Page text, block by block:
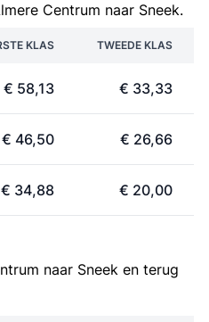
Centrum naar Sneek.
KLAS TWEEDE KLAS
€ 58,13 € 33,33
€ 46,50 € 26,66
€ 34,88 € 20,00
naar Sneek en terug